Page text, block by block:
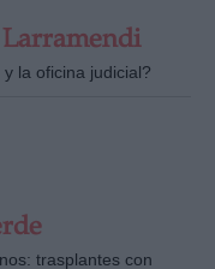
la oficina judicial?
trasplantes con